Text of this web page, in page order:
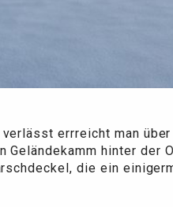
errreicht man
Geländekamm hinter der
die ein